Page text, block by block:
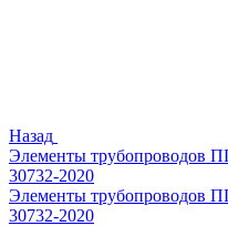
Назад
Элементы трубопроводов
30732-2020
Элементы трубопроводов
30732-2020